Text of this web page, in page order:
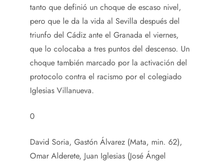
tanto que definió un choque de escaso nivel,
pero que le da la vida al Sevilla después del
triunfo del Cádiz ante el Granada el viernes,
que lo colocaba a tres puntos del descenso. Un
choque también marcado por la activación del
protocolo contra el racismo por el colegiado
Iglesias Villanueva.
0
David Soria, Gastón Álvarez (Mata, min. 62),
Omar Alderete, Juan Iglesias (José Ángel